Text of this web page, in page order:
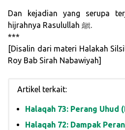
Dan kejadian yang serupa
hijrahnya Rasulullah ﷺ.
***
[Disalin dari materi Halakah
Roy Bab Sirah Nabawiyah]
Artikel terkait:
Halaqah 73: Perang Uhud
Halaqah 72: Dampak